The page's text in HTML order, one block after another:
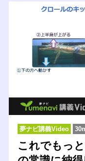
夢ナビ講義Video
これでもっ